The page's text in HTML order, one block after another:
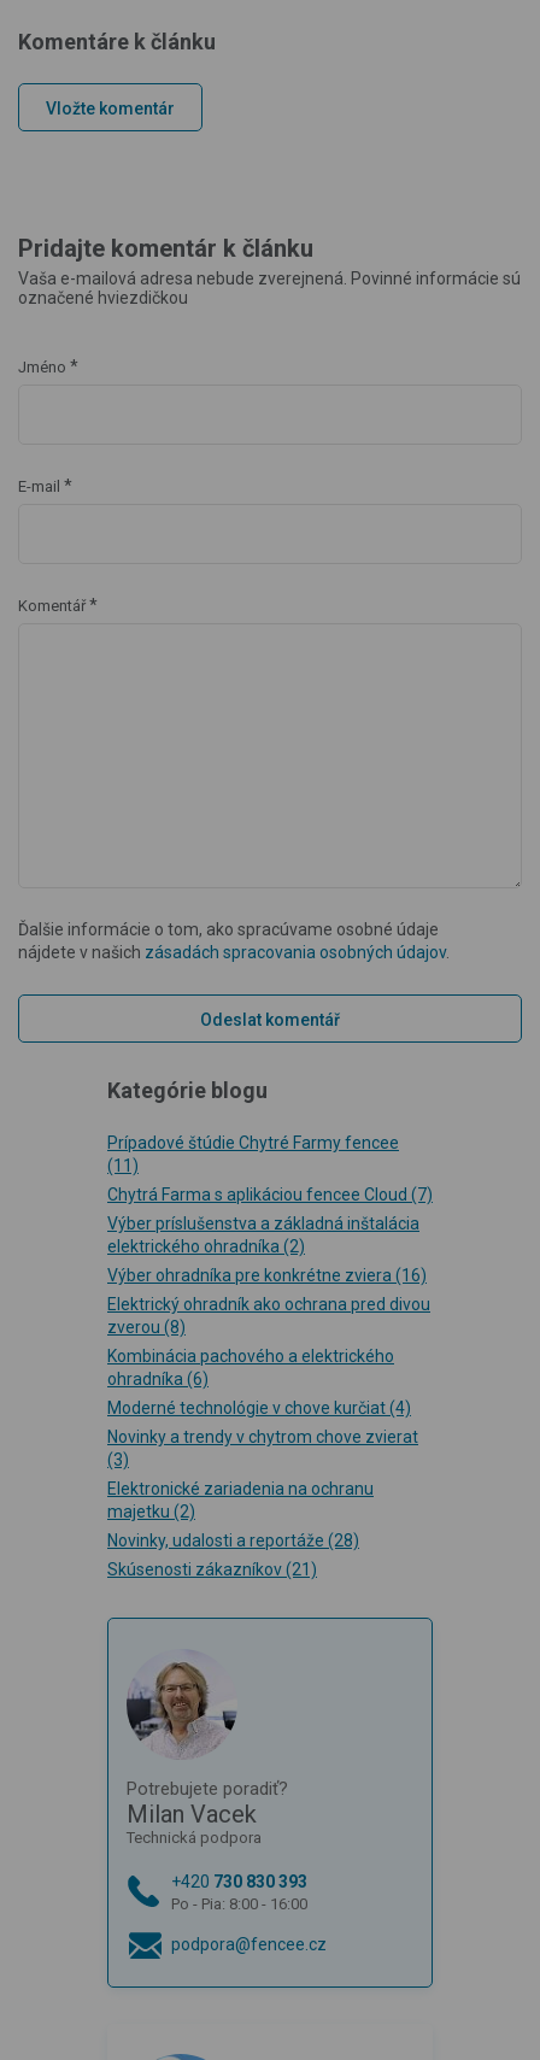
Komentáre k článku
Vložte komentár
Pridajte komentár k článku
Vaša e-mailová adresa nebude zverejnená. Povinné informácie sú
označené hviezdičkou
Jméno *
E-mail *
Komentář *
Ďalšie informácie o tom, ako spracúvame osobné údaje
nájdete v našich zásadách spracovania osobných údajov.
Kategórie blogu
Prípadové štúdie Chytré Farmy fencee
(11)
Chytrá Farma s aplikáciou fencee Cloud (7)
Výber príslušenstva a základná inštalácia
elektrického ohradníka(2)
Výber ohradníka pre konkrétne zviera(16)
Elektrický ohradník ako ochrana pred divou
zverou (8)
Kombinácia pachového a elektrického
ohradníka(6)
Moderné technológie v chove kurčiat(4)
Novinky a trendy v chytrom chove zvierat
(3)
Elektronické zariadenia na ochranu
majetku (2)
Novinky, udalosti a reportáže (28)
Skúsenosti zákazníkov(21)
Potrebujete poradiť?
Milan Vacek
Technická podpora
+420 730 830 393
Po - Pia: 8:00 - 16:00
podpora@fencee.cz